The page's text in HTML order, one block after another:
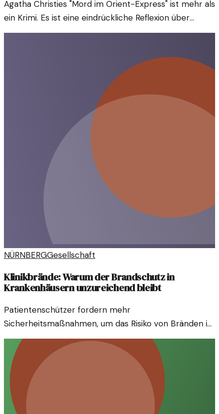
Agatha Christies "Mord im Orient-Express" ist mehr als
ein Krimi. Es ist eine eindrückliche Reflexion über
Gerechtigkeit und Moral – ein zeitloses literarisches
NÜRNBERGGesellschaft
Klinikbrände: Warum der Brandschutz in
Krankenhäusern unzureichend bleibt
Patientenschützer fordern mehr
Sicherheitsmaßnahmen, um das Risiko von Bränden in
Kliniken zu minimieren. Eine Überprüfung der aktuellen
Brandschutzstandards wird dringlich.